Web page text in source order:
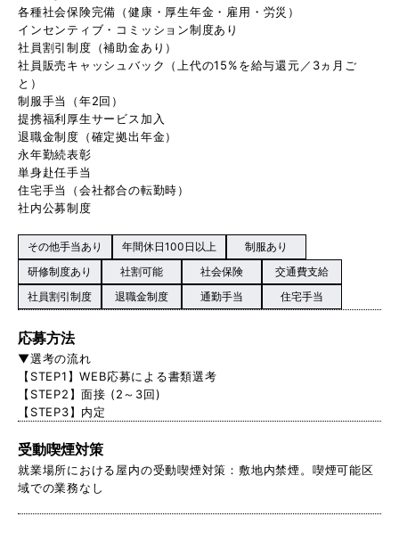
各種社会保険完備（健康・厚生年金・雇用・労災）
インセンティブ・コミッション制度あり
社員割引制度（補助金あり）
社員販売キャッシュバック（上代の15%を給与還元／3ヵ月ご
と）
制服手当（年2回）
提携福利厚生サービス加入
退職金制度（確定拠出年金）
永年勤続表彰
単身赴任手当
住宅手当（会社都合の転勤時）
社内公募制度
その他手当あり 年間休日100日以上
制服あり
研修制度あり
社割可能 社会保険
交通費支給
社員割引制度
退職金制度 通勤手当 住宅手当
応募方法
▼選考の流れ
【STEP1】WEB応募による書類選考
【STEP2】面接 (2～3回)
【STEP3】内定
受動喫煙対策
就業場所における屋内の受動喫煙対策：敷地内禁煙。喫煙可能区
域での業務なし